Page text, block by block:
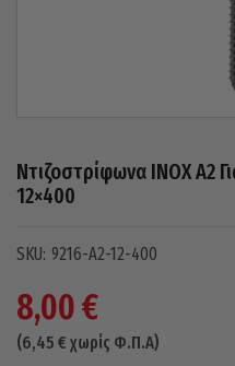
Ντιζοστρίφωνα INOX A2
12×400
9216-A2-12-400
8,00€
(6,45 € χωρίς Φ.Π.Α)